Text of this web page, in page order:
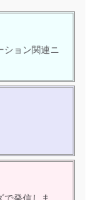
ョン関連ニ